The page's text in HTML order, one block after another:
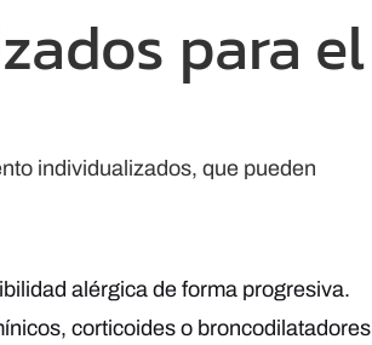
para el
individualizados, que pueden
alérgica de forma progresiva.
corticoides o broncodilatadores